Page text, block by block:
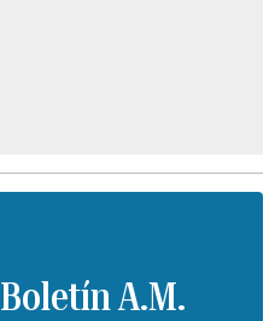
Boletín A.M.